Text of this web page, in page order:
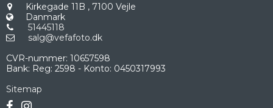
Kirkegade 11B , 7100 Vejle
Danmark
51445118
salg@vefafoto.dk
CVR-nummer: 10657598
Bank: Reg: 2598 - Konto: 0450317993
Sitemap